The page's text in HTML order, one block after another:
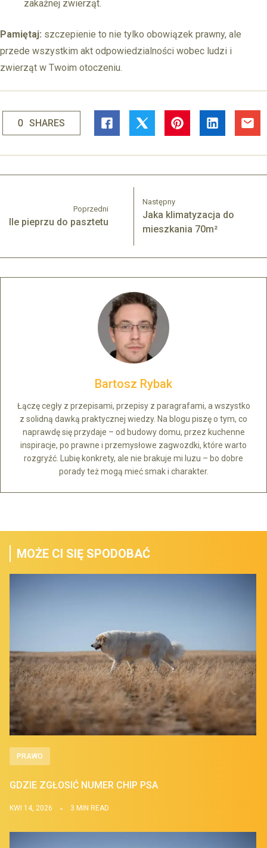
zakaźnej zwierząt.
Pamiętaj: szczepienie to nie tylko obowiązek prawny, ale
przede wszystkim akt odpowiedzialności wobec ludzi i
zwierząt w Twoim otoczeniu.
0 SHARES
Poprzedni
Ile pieprzu do pasztetu
Następny
Jaka klimatyzacja do
mieszkania 70m²
Bartosz Rybak
Łączę cegły z przepisami, przepisy z paragrafami, a wszystko
z solidną dawką praktycznej wiedzy. Na blogu piszę o tym, co
naprawdę się przydaje – od budowy domu, przez kuchenne
inspiracje, po prawne i przemysłowe zagwozdki, które warto
rozgryźć. Lubię konkrety, ale nie brakuje mi luzu – bo dobre
porady też mogą mieć smak i charakter.
MOŻE CI SIĘ SPODOBAĆ
PRAWO
GDZIE ZGŁOSIĆ NUMER CHIP PSA
KWI 14, 2026 3 MIN READ